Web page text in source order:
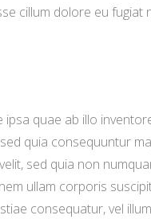
cillum dolore eu fugiat
quae ab illo
quia consequuntur
sed quia non
ullam corporis
consequatur, vel